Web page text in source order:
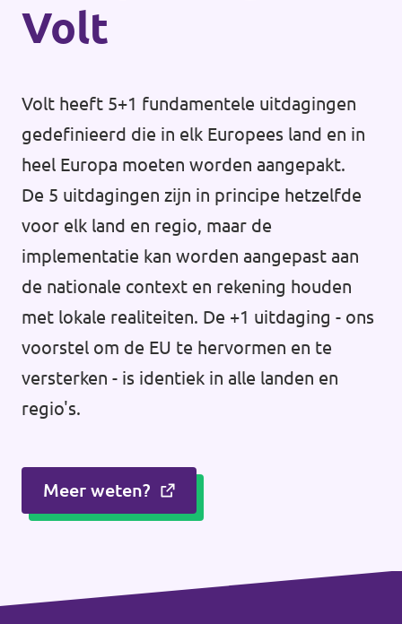
Volt
Volt heeft 5+1 fundamentele uitdagingen
gedefinieerd die in elk Europees land en in
heel Europa moeten worden aangepakt.
De 5 uitdagingen zijn in principe hetzelfde
voor elk land en regio, maar de
implementatie kan worden aangepast aan
de nationale context en rekening houden
met lokale realiteiten. De +1 uitdaging - ons
voorstel om de EU te hervormen en te
versterken - is identiek in alle landen en
regio's.
Meer weten?